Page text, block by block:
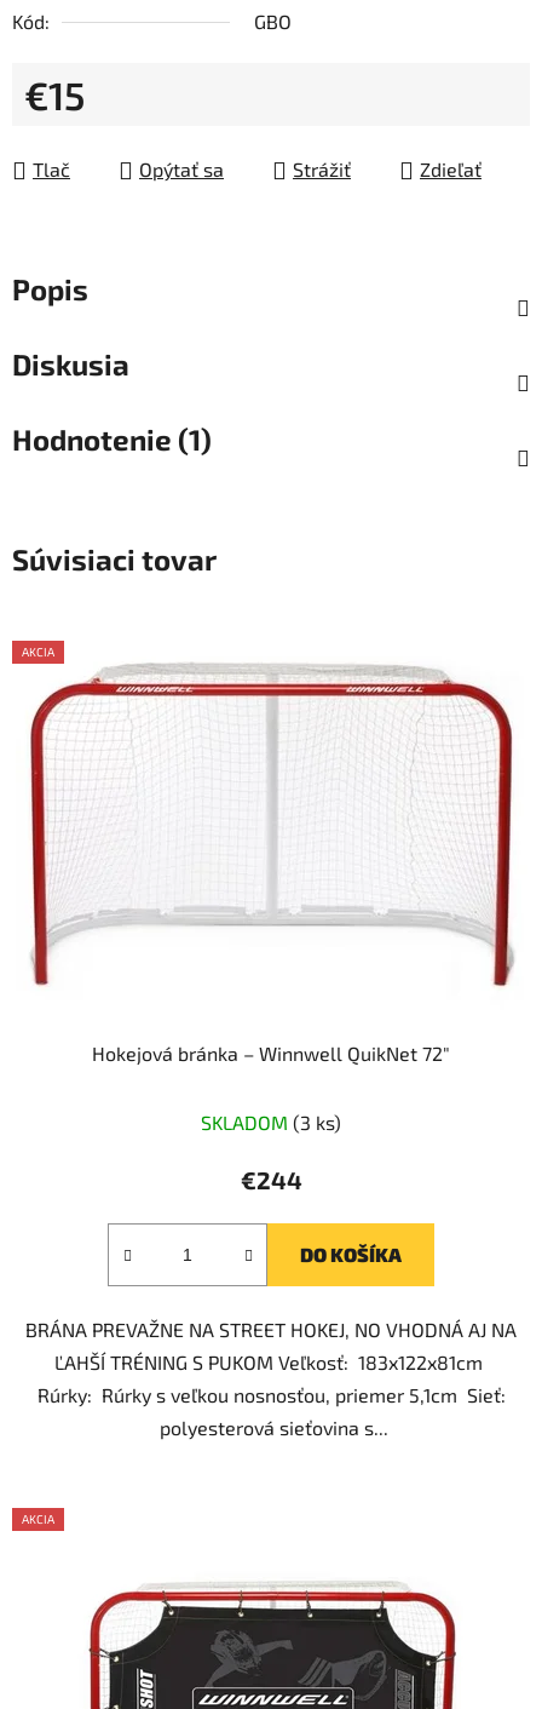
Kód:
GBO
€15
Tlač
Opýtať sa Strážiť Zdieľať
Popis
Diskusia
Hodnotenie (1)
Súvisiaci tovar
AKCIA
Hokejová bránka – Winnwell QuikNet 72"
hodnotenie
produktu
hviezdičiek.
SKLADOM (3 ks)
€244
DO KOŠÍKA
BRÁNA PREVAŽNE NA STREET HOKEJ, NO VHODNÁ AJ NA
ĽAHŠÍ TRÉNING S PUKOM Veľkosť: 183x122x81cm
Rúrky: Rúrky s veľkou nosnosťou, priemer 5,1cm Sieť:
polyesterová sieťovina s...
AKCIA